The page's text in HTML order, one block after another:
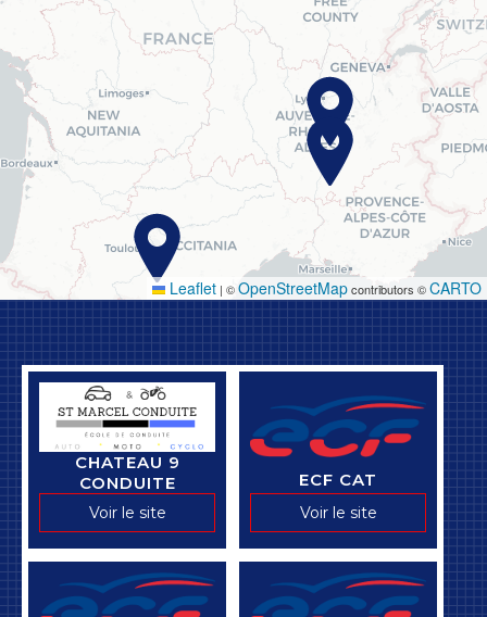
Téléphone
Code Postal
Votre message*
Leaflet | ©OpenStreetMapcontributors ©CARTO
CHATEAU 9
CONDUITE
Voir le site
ECF CAT
Voir le site